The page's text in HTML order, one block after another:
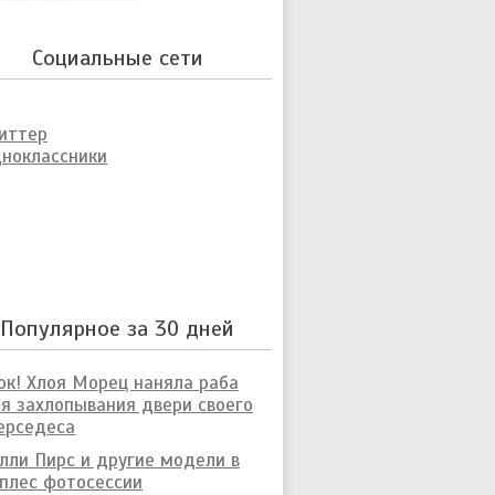
Социальные сети
Популярное за 30 дней
Хлоя Морец наняла раба
захлопывания двери своего
Пирс и другие модели в
фотосессии